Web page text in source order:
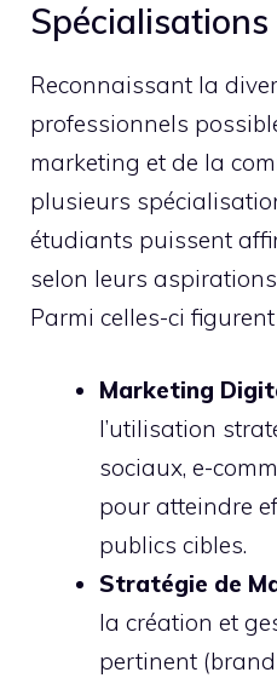
Reconnaissant la
professionnels
marketing et de la
plusieurs
étudiants puissent
selon leurs
Parmi celles-ci figurent
Marketing
l’utilisation
sociaux, e-
pour atteindre
publics cibles.
Stratégie de
la création et
pertinent